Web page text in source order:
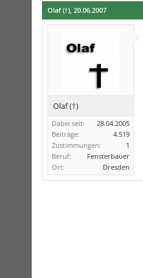
Olaf (†), 20.06.2007
Olaf (†)
Dabei seit:
28.04.2005
Beiträge:
4.519
Zustimmungen:
1
Beruf:
Fensterbauer
Ort:
Dresden